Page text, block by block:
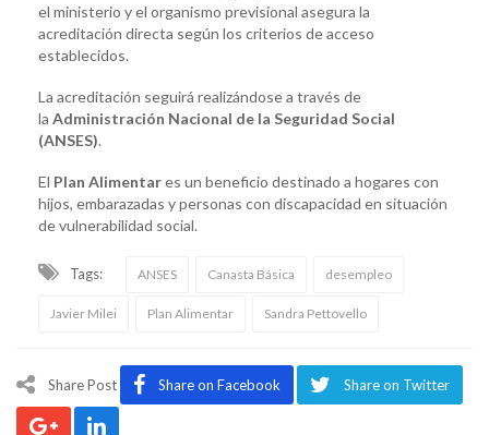
el ministerio y el organismo previsional asegura la
acreditación directa según los criterios de acceso
establecidos.
La acreditación seguirá realizándose a través de
la Administración Nacional de la Seguridad Social
(ANSES).
El Plan Alimentares un beneficio destinado a hogares con
hijos, embarazadas y personas con discapacidad en situación
de vulnerabilidad social.
Tags: ANSES Canasta Básica desempleo
Javier Milei Plan Alimentar Sandra Pettovello
Share Post Share on Facebook Share on Twitter